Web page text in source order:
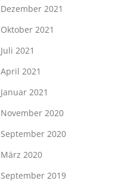
Dezember 2021
Oktober 2021
Juli 2021
April 2021
Januar 2021
November 2020
September 2020
März 2020
September 2019